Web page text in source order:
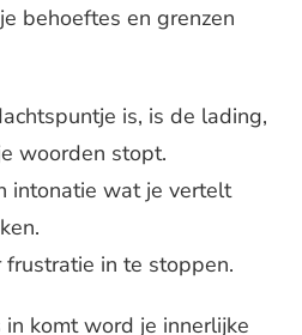
behoeftes en grenzen
is, is de lading,
woorden stopt.
intonatie wat je vertelt
frustratie in te stoppen.
komt word je innerlijke